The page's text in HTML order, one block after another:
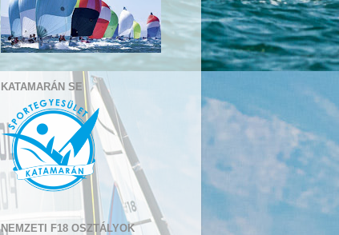
KATAMARÁN SE
NEMZETI F18 OSZTÁLYOK